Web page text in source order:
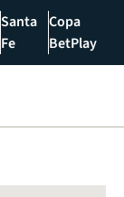
Santa
Fe
Copa
BetPlay